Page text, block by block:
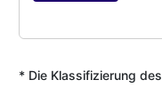
* Die Klassifizierung